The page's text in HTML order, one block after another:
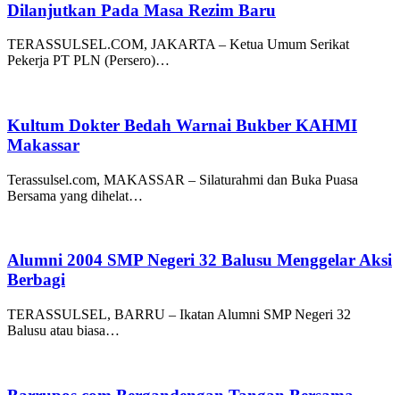
Dilanjutkan Pada Masa Rezim Baru
TERASSULSEL.COM, JAKARTA – Ketua Umum Serikat
Pekerja PT PLN (Persero)…
Kultum Dokter Bedah Warnai Bukber KAHMI
Makassar
Terassulsel.com, MAKASSAR – Silaturahmi dan Buka Puasa
Bersama yang dihelat…
Alumni 2004 SMP Negeri 32 Balusu Menggelar Aksi
Berbagi
TERASSULSEL, BARRU – Ikatan Alumni SMP Negeri 32
Balusu atau biasa…